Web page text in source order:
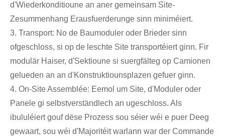
d'Wiederkonditioune an aner gemeinsam Site-
Zesummenhang Erausfuerderunge sinn miniméiert.
3. Transport: No de Baumoduler oder Brieder sinn
ofgeschloss, si op de leschte Site transportéiert ginn. Fir
modulär Haiser, d'Sektioune si suergfälteg op Camionen
gelueden an an d'Konstruktiounsplazen gefuer ginn.
4. On-Site Assemblée: Eemol um Site, d'Moduler oder
Panele gi selbstverständlech an ugeschloss. Als
ibululéiert gouf dëse Prozess sou séier wéi e puer Deeg
gewaart, sou wéi d'Majoritéit warlann war der Commande